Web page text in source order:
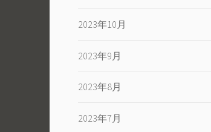
2023年10月
2023年9月
2023年8月
2023年7月